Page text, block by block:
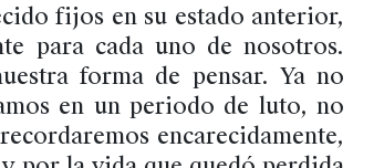
fijos en su estado anterior,
para cada uno de nosotros.
forma de pensar. Ya no
en un periodo de luto, no
encarecidamente,